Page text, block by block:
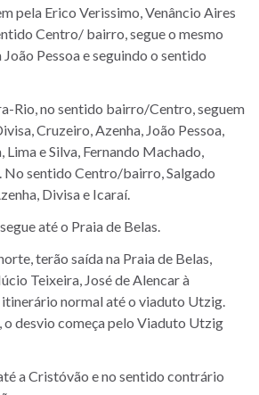
pela Erico Verissimo, Venâncio Aires
Centro/ bairro, segue o mesmo
Pessoa e seguindo o sentido
Rio, no sentido bairro/Centro, seguem
Cruzeiro, Azenha, João Pessoa,
e Silva, Fernando Machado,
No sentido Centro/bairro, Salgado
Divisa e Icaraí.
até o Praia de Belas.
terão saída na Praia de Belas,
Teixeira, José de Alencar à
normal até o viaduto Utzig.
desvio começa pelo Viaduto Utzig
a Cristóvão e no sentido contrário